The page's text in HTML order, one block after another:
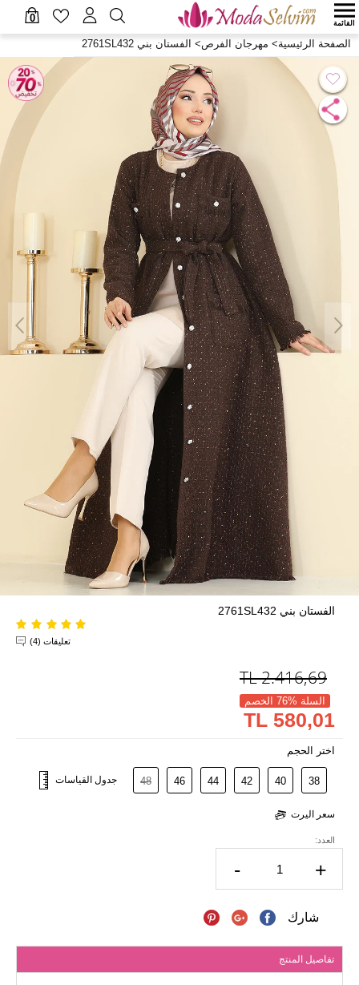
0 القائمة
الصفحة الرئيسية> مهرجان الفرص> الفستان بني 2761SL432
الفستان بني 2761SL432
تعليقات (4)
2.416,69
TL
السلة %76 الخصم
580,01 TL
اختر الحجم
38
40
42
44
46
48 جدول القياسات
سعر اليرت
العدد:
- +
شارك
تفاصيل المنتج